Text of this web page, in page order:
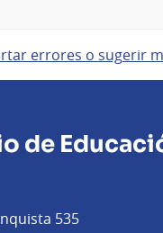
errores o sugerir
de
535